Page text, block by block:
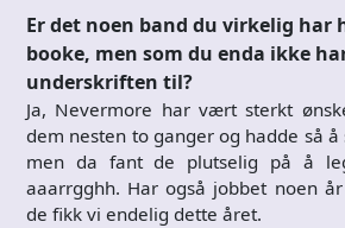
Er det noen band du virkelig har
booke, men som du enda ikke
underskriften til?
Ja, Nevermore har vært sterkt
dem nesten to ganger og hadde så
men da fant de plutselig på å
aaarrgghh. Har også jobbet noen
de fikk vi endelig dette året.